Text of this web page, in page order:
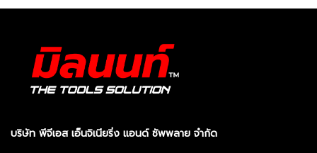
บริษัท พีจีเอส เอ็นจิเนียริ่ง แอนด์ ซัพพลาย จำกัด